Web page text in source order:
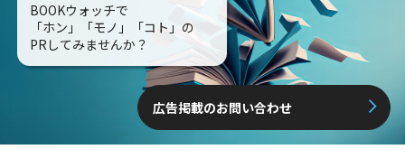
BOOKウォッチで
「ホン」「モノ」「コト」の
PRしてみませんか？
広告掲載のお問い合わせ